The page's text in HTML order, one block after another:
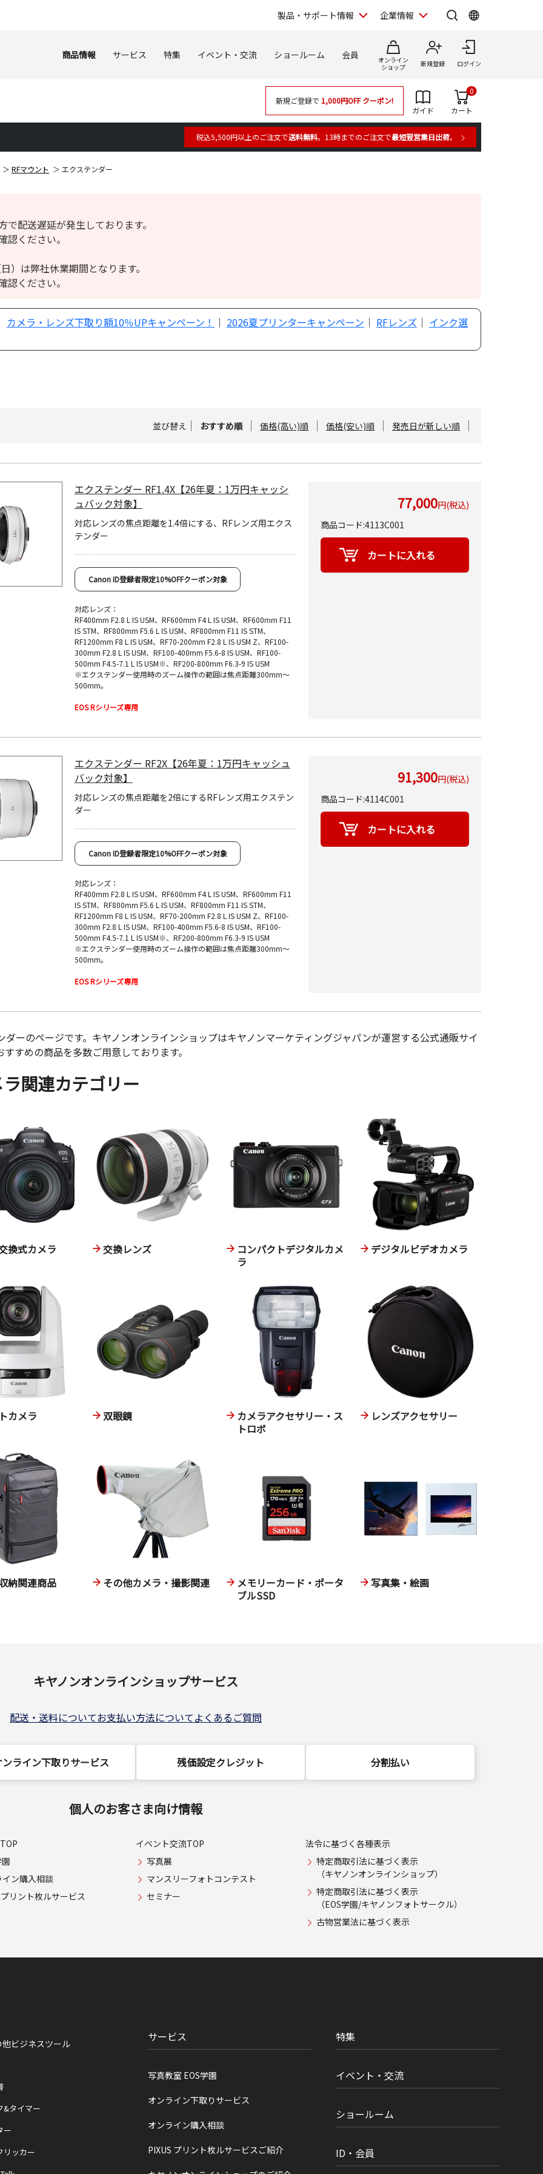
製品・サポート情報 企業情報
商品情報 サービス 特集 イベント・交流 ショールーム 会員
オンライン
ショップ
新規登録 ログイン
新規ご登録で 1,000円OFFクーポン!
ガイド
カート
0
税込5,500円以上のご注文で送料無料。13時までのご注文で最短翌営業日出荷。
RFマウント エクステンダー
配送遅延が発生しております。
認ください。
）は弊社休業期間となります。
認ください。
カメラ・レンズ下取り額10％UPキャンペーン！ ｜ 2026夏プリンターキャンペーン ｜ RFレンズ ｜ インク選
並び替え おすすめ順 価格(高い)順 価格(安い)順 発売日が新しい順
エクステンダー RF1.4X【26年夏：1万円キャッシ
ュバック対象】
対応レンズの焦点距離を1.4倍にする、RFレンズ用エクス
テンダー
Canon ID登録者限定10%OFFクーポン対象
対応レンズ：
RF400mm F2.8 L IS USM、RF600mm F4 L IS USM、RF600mm F11
IS STM、RF800mm F5.6 L IS USM、RF800mm F11 IS STM、
RF1200mm F8 L IS USM、RF70-200mm F2.8 L IS USM Z、RF100-
300mm F2.8 L IS USM、RF100-400mm F5.6-8 IS USM、RF100-
500mm F4.5-7.1 L IS USM※、RF200-800mm F6.3-9 IS USM
※エクステンダー使用時のズーム操作の範囲は焦点距離300mm～
500mm。
EOS Rシリーズ専用
77,000円(税込)
商品コード:4113C001
エクステンダー RF2X【26年夏：1万円キャッシュ
バック対象】
対応レンズの焦点距離を2倍にするRFレンズ用エクステン
ダー
Canon ID登録者限定10%OFFクーポン対象
対応レンズ：
RF400mm F2.8 L IS USM、RF600mm F4 L IS USM、RF600mm F11
IS STM、RF800mm F5.6 L IS USM、RF800mm F11 IS STM、
RF1200mm F8 L IS USM、RF70-200mm F2.8 L IS USM Z、RF100-
300mm F2.8 L IS USM、RF100-400mm F5.6-8 IS USM、RF100-
500mm F4.5-7.1 L IS USM※、RF200-800mm F6.3-9 IS USM
※エクステンダー使用時のズーム操作の範囲は焦点距離300mm～
500mm。
EOS Rシリーズ専用
91,300円(税込)
商品コード:4114C001
ダーのページです。キヤノンオンラインショップはキヤノンマーケティングジャパンが運営する公式通販サイ
すすめの商品を多数ご用意しております。
関連カテゴリー
換式カメラ 交換レンズ
コンパクトデジタルカメ
ラ
デジタルビデオカメラ
カメラ 双眼鏡
カメラアクセサリー・ス
トロボ
レンズアクセサリー
納関連商品 その他カメラ・撮影関連
メモリーカード・ポータ
ブルSSD
写真集・絵画
キヤノンオンラインショップサービス
配送・送料についてお支払い方法についてよくあるご質問
ライン下取りサービス 残価設定クレジット 分割払い
個人のお客さま向け情報
ン購入相談
リント枚ルサービス
イベント交流TOP
写真展
マンスリーフォトコンテスト
セミナー
法令に基づく各種表示
特定商取引法に基づく表示
（キヤノンオンラインショップ）
特定商取引法に基づく表示
（EOS学園/キヤノンフォトサークル）
古物営業法に基づく表示
ビジネスツール
&タイマー
ー
リッカー
サービス
写真教室 EOS学園
オンライン下取りサービス
オンライン購入相談
PIXUS プリント枚ルサービスご紹介
特集
イベント・交流
ショールーム
ID・会員